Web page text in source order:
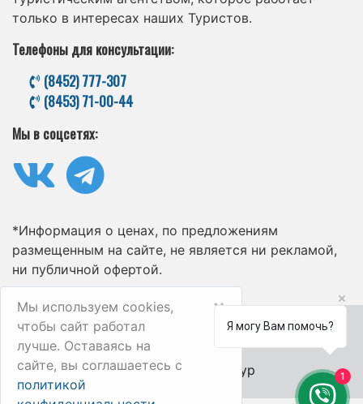
только в интересах наших Туристов.
Телефоны для консультации:
(8452) 777-307
(8453) 71-00-44
Мы в соцсетях:
*Информация о ценах, по предложениям
размещенным на сайте, не является ни рекламой,
ни публичной офертой.
© 2006-2025 Велл-Тур
Мы используем cookies,
чтобы сайт работал
лучше. Оставаясь на
сайте, вы соглашаетесь с
политикой
×
Я могу Вам помочь?
1